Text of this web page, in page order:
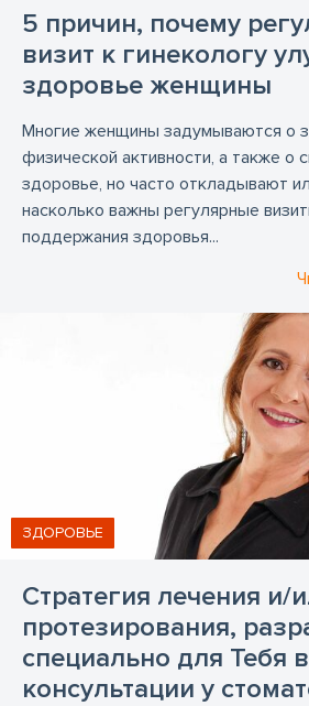
семейный врач
терапия травматология
уролог
урология
физиотерапевт
физиотерапия
функциональная диагностика
шейный врач
эндокринолог в Риге
5 причин, почему
визит к гинекологу
здоровье женщины
Многие женщины задумываются о
физической активности, а также о
здоровье, но часто откладывают
насколько важны регулярные
поддержания здоровья...
Стратегия лечения и/
протезирования,
специально для Тебя
консультации у
ЗДОРОВЬЕ